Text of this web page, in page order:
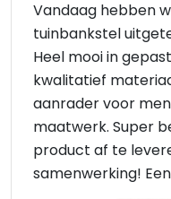
Vandaag hebben
tuinbankstel
Heel mooi in
kwalitatief
aanrader voor
maatwerk. Super
product af te
samenwerking!